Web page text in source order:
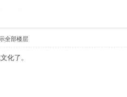
全部楼层
化了。